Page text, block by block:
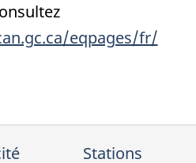
eqpages/fr/
Stations